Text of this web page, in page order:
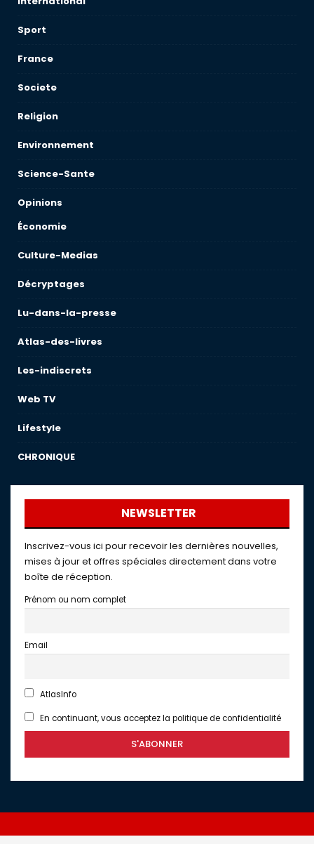
Sport
France
Societe
Religion
Environnement
Science-Sante
Opinions
Économie
Culture-Medias
Décryptages
Lu-dans-la-presse
Atlas-des-livres
Les-indiscrets
Web TV
Lifestyle
CHRONIQUE
NEWSLETTER
Inscrivez-vous ici pour recevoir les dernières nouvelles,
mises à jour et offres spéciales directement dans votre
boîte de réception.
Prénom ou nom complet
Email
AtlasInfo
En continuant, vous acceptez la politique de confidentialité